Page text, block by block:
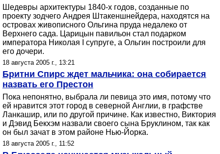
Шедевры архитектуры 1840-х годов, созданные по
проекту зодчего Андрея Штакеншнейдера, находятся на
островах живописного Ольгина пруда недалеко от
Верхнего сада. Царицын павильон стал подарком
императора Николая I супруге, а Ольгин построили для
его дочери.
18 августа 2005 г., 13:21
Бритни Спирс ждет мальчика: она собирается
назвать его Престон
Пока непонятно, выбрала ли певица это имя, потому что
ей нравится этот город в северной Англии, в графстве
Ланкашир, или по другой причине. Как известно, Виктория
и Дэвид Бекхэм назвали своего сына Бруклином, так как
он был зачат в этом районе Нью-Йорка.
18 августа 2005 г., 11:52